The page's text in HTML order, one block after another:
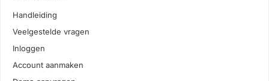
Handleiding
Veelgestelde vragen
Inloggen
Account aanmaken